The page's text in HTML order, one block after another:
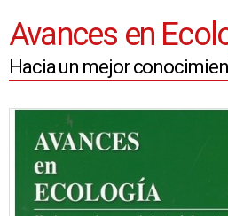
Avances en
Hacia un mejor